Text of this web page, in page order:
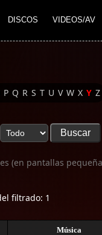
DISCOS VIDEOS/AV
P Q R S T U V W X Y Z
(en pantallas
filtrado: 1
Música